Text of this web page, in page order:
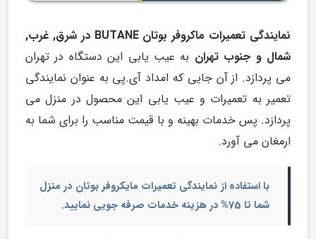
نمایندگی تعمیرات ماکروفر بوتان BUTANE در شرق, غرب,
شمال و جنوب تهران به عیب یابی این دستگاه در تهران
می پردازد. از آن جایی که امداد آی.پی به عنوان نمایندگی
تعمیر به تعمیرات و عیب یابی این محصول در منزل می
پردازد. پس خدمات بهینه و با قیمت مناسب را برای شما به
ارمغان می آورد.
با استفاده از نمایندگی تعمیرات مایکروفر بوتان در منزل
شما تا 75% در هزینه خدمات صرفه جویی نمایید.